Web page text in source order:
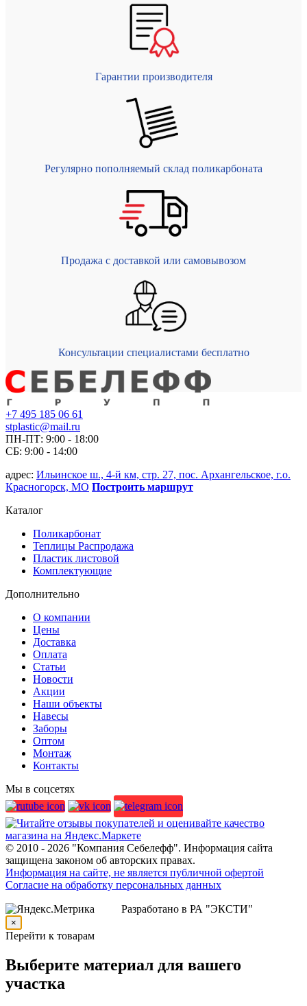
Гарантии производителя
Регулярно пополняемый склад поликарбоната
Продажа с доставкой или самовывозом
Консультации специалистами бесплатно
+7 495 185 06 61
stplastic@mail.ru
ПН-ПТ: 9:00 - 18:00
СБ: 9:00 - 14:00
адрес: Ильинское ш., 4-й км, стр. 27, пос. Архангельское, г.о.
Красногорск, МО Построить маршрут
Каталог
Поликарбонат
Теплицы Распродажа
Пластик листовой
Комплектующие
Дополнительно
О компании
Цены
Доставка
Оплата
Статьи
Новости
Акции
Наши объекты
Навесы
Заборы
Оптом
Монтаж
Контакты
Мы в соцсетях
© 2010 - 2026 "Компания Себелефф". Информация сайта
защищена законом об авторских правах.
Информация на сайте, не является публичной офертой
Согласие на обработку персональных данных
Разработано в РА "ЭКСТИ"
×
Перейти к товарам
Выберите материал для вашего
участка